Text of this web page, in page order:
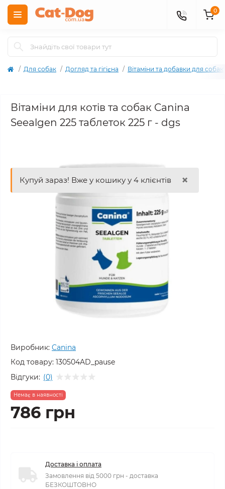
0
Для собак Догляд та гігієна Вітаміни та добавки для собак
Вітаміни для котів та собак Canina
Seealgen 225 таблеток 225 г - dgs
Купуй зараз! Вже у кошику у 4 клієнтів ×
Виробник: Canina
Код товару: 130504AD_pause
Відгуки: (0)
Немає в наявності
786 грн
Доставка і оплата
Замовлення від 5000 грн - доставка
БЕЗКОШТОВНО